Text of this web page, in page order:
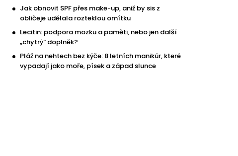
Jak obnovit SPF přes make-up, aniž by sis z
obličeje udělala rozteklou omítku
Lecitin: podpora mozku a paměti, nebo jen další
„chytrý“ doplněk?
Pláž na nehtech bez kýče: 8 letních manikúr, které
vypadají jako moře, písek a západ slunce